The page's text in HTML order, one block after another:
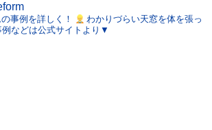
事例を詳しく！
わかりづらい天窓を体を張っ
などは公式サイトより▼